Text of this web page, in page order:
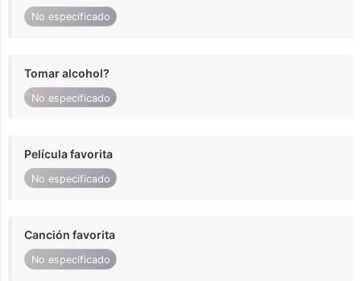
No especificado
Tomar alcohol?
No especificado
Película favorita
No especificado
Canción favorita
No especificado